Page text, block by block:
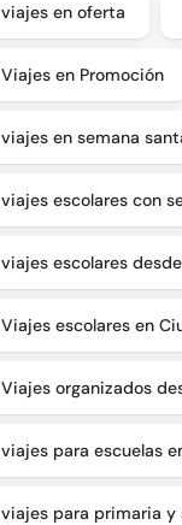
viajes en oferta
Viajes en Promoción
viajes en semana
viajes escolares con
viajes escolares
Viajes escolares en
Viajes organizados
viajes para escuelas
viajes para primaria y